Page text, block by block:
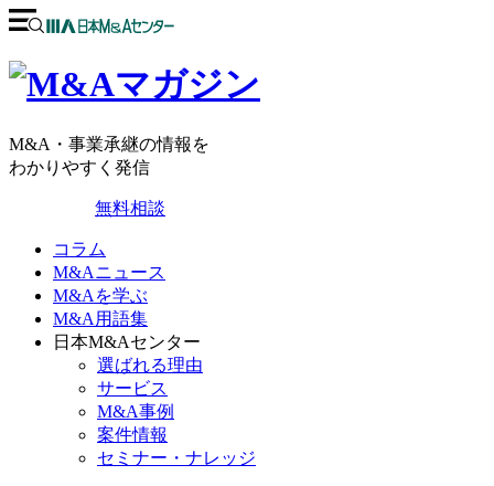
M&A・事業承継の情報を
わかりやすく発信
無料相談
コラム
M&Aニュース
M&Aを学ぶ
M&A用語集
日本M&Aセンター
選ばれる理由
サービス
M&A事例
案件情報
セミナー・ナレッジ